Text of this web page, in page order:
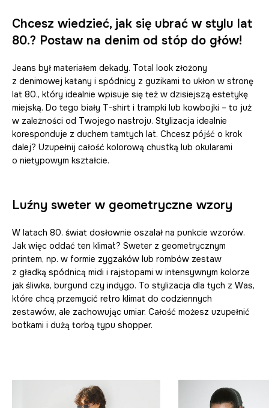
Chcesz wiedzieć, jak się ubrać w stylu lat
80.? Postaw na denim od stóp do głów!
Jeans był materiałem dekady. Total look złożony
z denimowej katany i spódnicy z guzikami to ukłon w stronę
lat 80., który idealnie wpisuje się też w dzisiejszą estetykę
miejską. Do tego biały T-shirt i trampki lub kowbojki – to już
w zależności od Twojego nastroju. Stylizacja idealnie
koresponduje z duchem tamtych lat. Chcesz pójść o krok
dalej? Uzupełnij całość kolorową chustką lub okularami
o nietypowym kształcie.
Luźny sweter w geometryczne wzory
W latach 80. świat dosłownie oszalał na punkcie wzorów.
Jak więc oddać ten klimat? Sweter z geometrycznym
printem, np. w formie zygzaków lub rombów zestaw
z gładką spódnicą midi i rajstopami w intensywnym kolorze
jak śliwka, burgund czy indygo. To stylizacja dla tych z Was,
które chcą przemycić retro klimat do codziennych
zestawów, ale zachowując umiar. Całość możesz uzupełnić
botkami i dużą torbą typu shopper.